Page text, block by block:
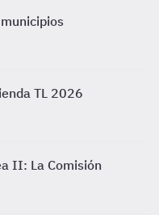
TL 2026
II: La Comisión